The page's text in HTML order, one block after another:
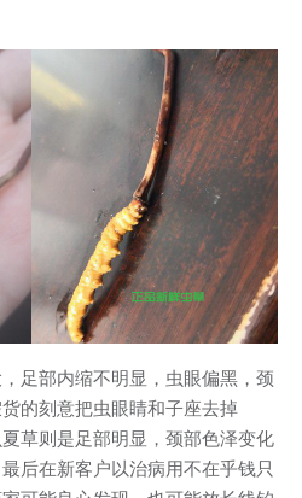
足部内缩不明显，虫眼偏黑，颈
的刻意把虫眼睛和子座去掉
草则是足部明显，颈部色泽变化
后在新客户以治病用不在乎钱只